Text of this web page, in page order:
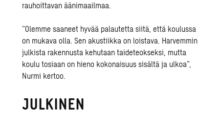
rauhoittavan äänimaailmaa.
”Olemme saaneet hyvää palautetta siitä, että koulussa
on mukava olla. Sen akustiikka on loistava. Harvemmin
julkista rakennusta kehutaan taideteokseksi, mutta
koulu tosiaan on hieno kokonaisuus sisältä ja ulkoa”,
Nurmi kertoo.
JULKINEN